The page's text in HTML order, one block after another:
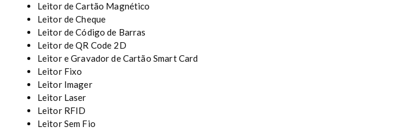
Leitor de Cartão Magnético
Leitor de Cheque
Leitor de Código de Barras
Leitor de QR Code 2D
Leitor e Gravador de Cartão Smart Card
Leitor Fixo
Leitor Imager
Leitor Laser
Leitor RFID
Leitor Sem Fio